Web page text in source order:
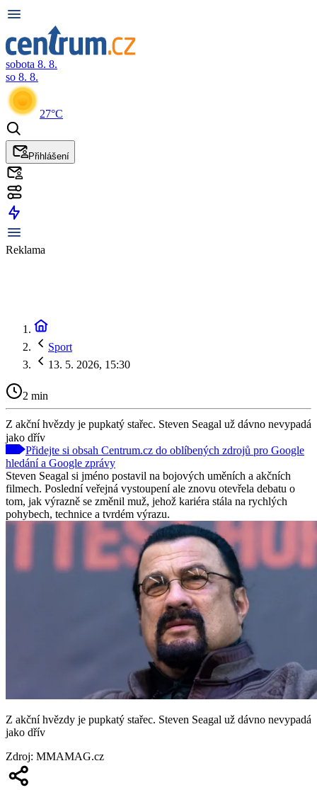
sobota 8. 8.
so 8. 8.
27°C
Přihlášení
Reklama
Sport
13. 5. 2026, 15:30
2 min
Z akční hvězdy je pupkatý stařec. Steven Seagal už dávno nevypadá
jako dřív
Přidejte si obsah Centrum.cz do oblíbených zdrojů pro Google
hledání a Google zprávy
Steven Seagal si jméno postavil na bojových uměních a akčních
filmech. Poslední veřejná vystoupení ale znovu otevřela debatu o
tom, jak výrazně se změnil muž, jehož kariéra stála na rychlých
pohybech, technice a tvrdém výrazu.
Z akční hvězdy je pupkatý stařec. Steven Seagal už dávno nevypadá
jako dřív
Zdroj: MMAMAG.cz